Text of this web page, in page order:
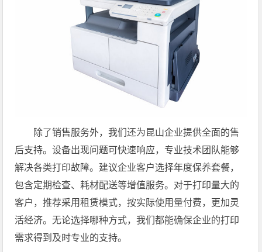
除了销售服务外，我们还为昆山企业提供全面的售
后支持。设备出现问题可快速响应，专业技术团队能够
解决各类打印故障。建议企业客户选择年度保养套餐，
包含定期检查、耗材配送等增值服务。对于打印量大的
客户，推荐采用租赁模式，按实际使用量付费，更加灵
活经济。无论选择哪种方式，我们都能确保企业的打印
需求得到及时专业的支持。